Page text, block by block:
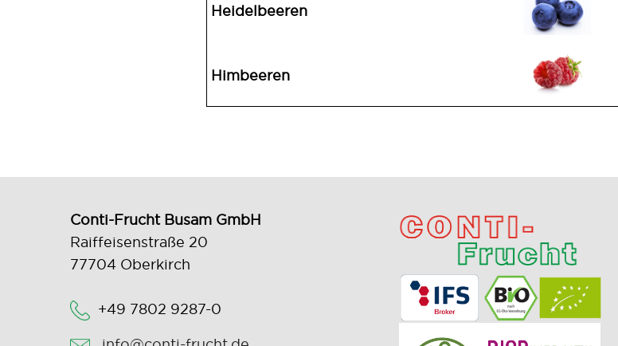
Heidelbeeren
Himbeeren
Conti-Frucht Busam GmbH
Raiffeisenstraße 20
77704 Oberkirch
+49 7802 9287-0